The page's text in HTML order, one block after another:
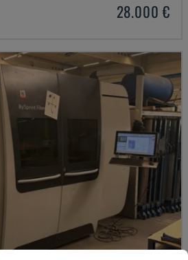
28.000 €